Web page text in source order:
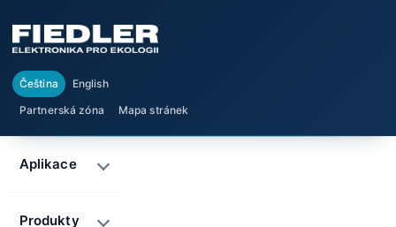
Čeština
English
Partnerská zóna
Mapa stránek
Aplikace
Produkty